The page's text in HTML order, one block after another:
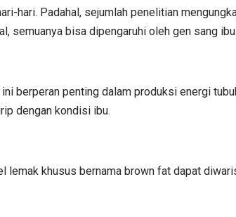
hari. Padahal, sejumlah penelitian
semuanya bisa dipengaruhi oleh gen sang ibu.
berperan penting dalam produksi energi
dengan kondisi ibu.
khusus bernama brown fat dapat